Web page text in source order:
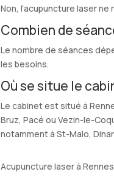
Non, l’acupuncture laser
Combien de
Le nombre de séances
les besoins.
Où se situe le
Le cabinet est situé à
Bruz, Pacé ou Vezin-le-
notamment à St-Malo,
Acupuncture laser à Rennes